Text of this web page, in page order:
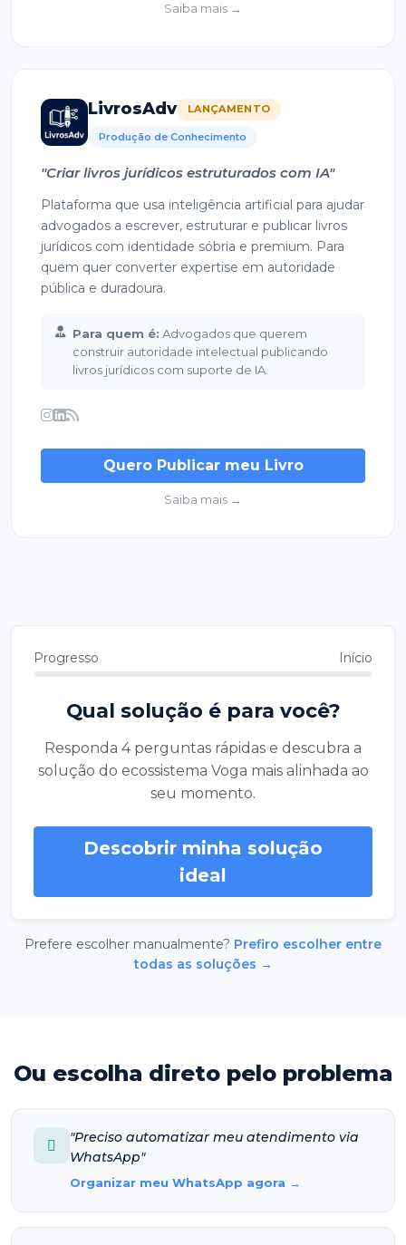
Saiba mais →
LivrosAdv LANÇAMENTO
Produção de Conhecimento
"Criar livros jurídicos estruturados com IA"
Plataforma que usa inteligência artificial para ajudar
advogados a escrever, estruturar e publicar livros
jurídicos com identidade sóbria e premium. Para
quem quer converter expertise em autoridade
pública e duradoura.
Para quem é: Advogados que querem
construir autoridade intelectual publicando
livros jurídicos com suporte de IA.
Quero Publicar meu Livro
Saiba mais →
Progresso Início
Qual solução é para você?
Responda 4 perguntas rápidas e descubra a
solução do ecossistema Voga mais alinhada ao
seu momento.
Descobrir minha solução
ideal
Prefere escolher manualmente? Prefiro escolher entre
todas as soluções →
Ou escolha direto pelo problema
"Preciso automatizar meu atendimento via
WhatsApp"
Organizar meu WhatsApp agora →